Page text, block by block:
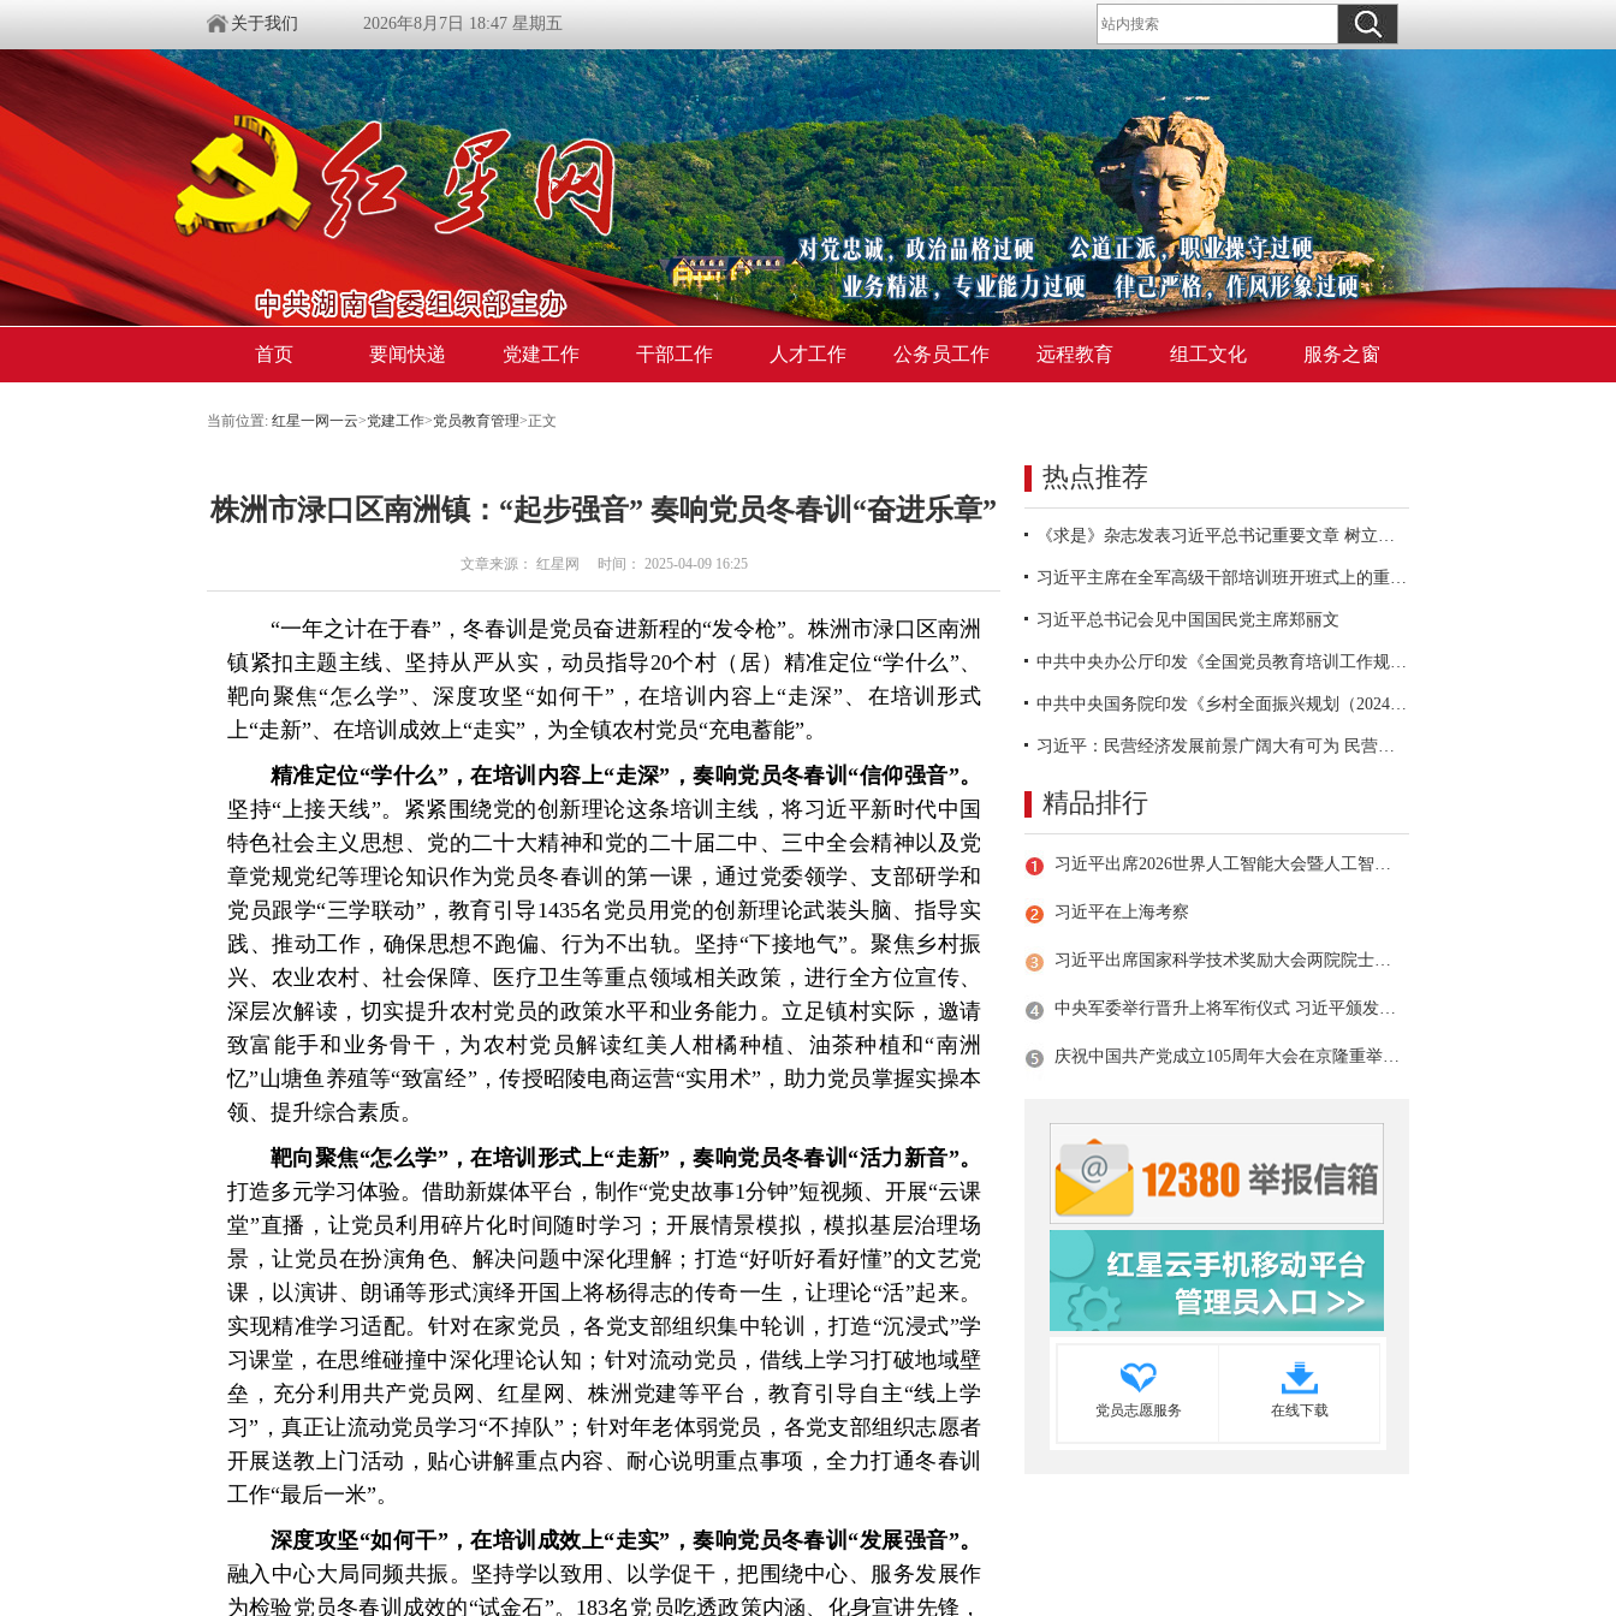
关于我们 2026年8月7日 18:47 星期五
首页 要闻快递 党建工作 干部工作 人才工作 公务员工作 远程教育 组工文化 服务之窗
当前位置: 红星一网一云>党建工作>党员教育管理>正文
株洲市渌口区南洲镇：“起步强音” 奏响党员冬春训“奋进乐章”
文章来源： 红星网 时间： 2025-04-09 16:25
“一年之计在于春”，冬春训是党员奋进新程的“发令枪”。株洲市渌口区南洲
镇紧扣主题主线、坚持从严从实，动员指导20个村（居）精准定位“学什么”、
靶向聚焦“怎么学”、深度攻坚“如何干”，在培训内容上“走深”、在培训形式
上“走新”、在培训成效上“走实”，为全镇农村党员“充电蓄能”。
精准定位“学什么”，在培训内容上“走深”，奏响党员冬春训“信仰强音”。
坚持“上接天线”。紧紧围绕党的创新理论这条培训主线，将习近平新时代中国
特色社会主义思想、党的二十大精神和党的二十届二中、三中全会精神以及党
章党规党纪等理论知识作为党员冬春训的第一课，通过党委领学、支部研学和
党员跟学“三学联动”，教育引导1435名党员用党的创新理论武装头脑、指导实
践、推动工作，确保思想不跑偏、行为不出轨。坚持“下接地气”。聚焦乡村振
兴、农业农村、社会保障、医疗卫生等重点领域相关政策，进行全方位宣传、
深层次解读，切实提升农村党员的政策水平和业务能力。立足镇村实际，邀请
致富能手和业务骨干，为农村党员解读红美人柑橘种植、油茶种植和“南洲
忆”山塘鱼养殖等“致富经”，传授昭陵电商运营“实用术”，助力党员掌握实操本
领、提升综合素质。
靶向聚焦“怎么学”，在培训形式上“走新”，奏响党员冬春训“活力新音”。
打造多元学习体验。借助新媒体平台，制作“党史故事1分钟”短视频、开展“云课
堂”直播，让党员利用碎片化时间随时学习；开展情景模拟，模拟基层治理场
景，让党员在扮演角色、解决问题中深化理解；打造“好听好看好懂”的文艺党
课，以演讲、朗诵等形式演绎开国上将杨得志的传奇一生，让理论“活”起来。
实现精准学习适配。针对在家党员，各党支部组织集中轮训，打造“沉浸式”学
习课堂，在思维碰撞中深化理论认知；针对流动党员，借线上学习打破地域壁
垒，充分利用共产党员网、红星网、株洲党建等平台，教育引导自主“线上学
习”，真正让流动党员学习“不掉队”；针对年老体弱党员，各党支部组织志愿者
开展送教上门活动，贴心讲解重点内容、耐心说明重点事项，全力打通冬春训
工作“最后一米”。
深度攻坚“如何干”，在培训成效上“走实”，奏响党员冬春训“发展强音”。
融入中心大局同频共振。坚持学以致用、以学促干，把围绕中心、服务发展作
为检验党员冬春训成效的“试金石”。183名党员吃透政策内涵、化身宣讲先锋，
热点推荐
《求是》杂志发表习近平总书记重要文章 树立和践行正确政绩观
习近平主席在全军高级干部培训班开班式上的重要讲话引领全军开展思想整风、深化政治整训
习近平总书记会见中国国民党主席郑丽文
中共中央办公厅印发《全国党员教育培训工作规划（2024－2028年）》
中共中央国务院印发《乡村全面振兴规划（2024—2027年）》
习近平：民营经济发展前景广阔大有可为 民营企业和民营企业家大显身手正当其时
精品排行
习近平出席2026世界人工智能大会暨人工智能全球治理高级别会议开幕式并发表主旨讲话
习近平在上海考察
习近平出席国家科学技术奖励大会两院院士大会中国科协第十一次全国代表大会并发表重要讲话
中央军委举行晋升上将军衔仪式 习近平颁发命令状并向晋衔的军官表示祝贺
庆祝中国共产党成立105周年大会在京隆重举行 习近平发表重要讲话
党员志愿服务 在线下载